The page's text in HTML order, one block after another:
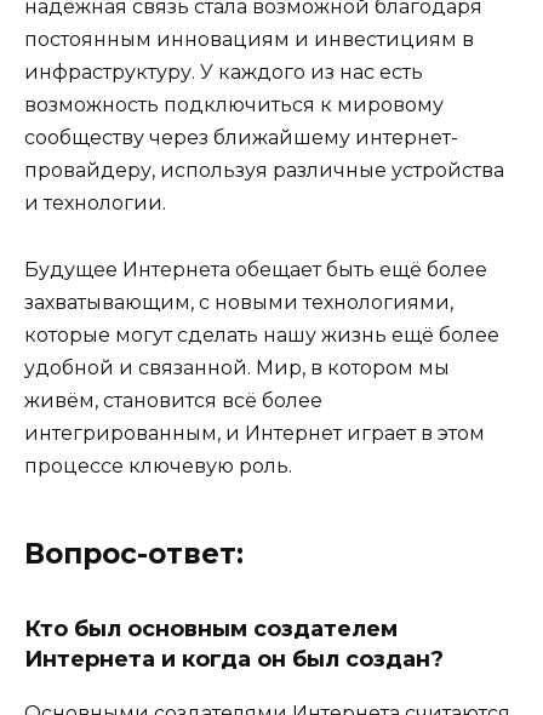
надёжная связь стала возможной благодаря
постоянным инновациям и инвестициям в
инфраструктуру. У каждого из нас есть
возможность подключиться к мировому
сообществу через ближайшему интернет-
провайдеру, используя различные устройства
и технологии.
Будущее Интернета обещает быть ещё более
захватывающим, с новыми технологиями,
которые могут сделать нашу жизнь ещё более
удобной и связанной. Мир, в котором мы
живём, становится всё более
интегрированным, и Интернет играет в этом
процессе ключевую роль.
Вопрос-ответ:
Кто был основным создателем
Интернета и когда он был создан?